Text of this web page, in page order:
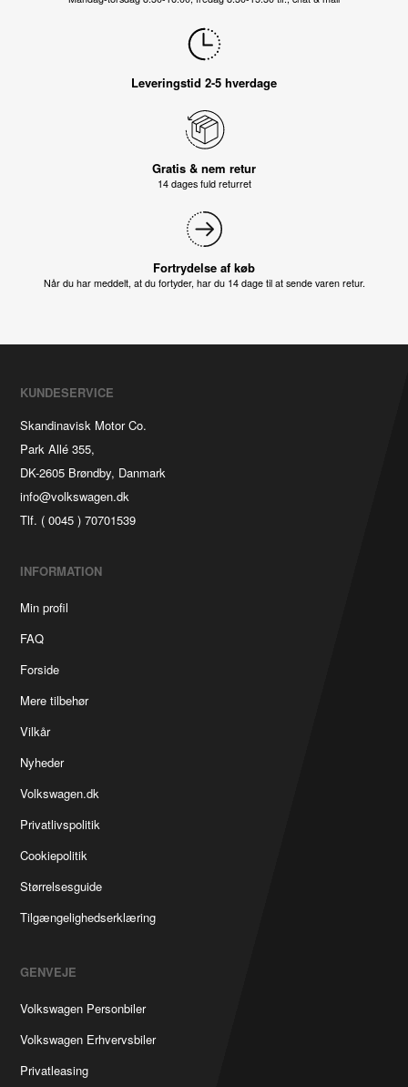
Leveringstid 2-5 hverdage
Gratis & nem retur
14 dages fuld returret
Fortrydelse af køb
Når du har meddelt, at du fortyder, har du 14 dage til at sende varen retur.
KUNDESERVICE
Skandinavisk Motor Co.
Park Allé 355,
DK-2605 Brøndby, Danmark
info@volkswagen.dk
Tlf. ( 0045 ) 70701539
INFORMATION
Min profil
FAQ
Forside
Mere tilbehør
Vilkår
Nyheder
Volkswagen.dk
Privatlivspolitik
Cookiepolitik
Størrelsesguide
Tilgængelighedserklæring
GENVEJE
Volkswagen Personbiler
Volkswagen Erhvervsbiler
Privatleasing